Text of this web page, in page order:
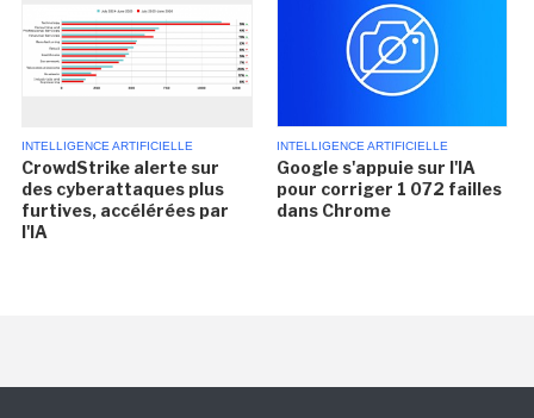
INTELLIGENCE ARTIFICIELLE
CrowdStrike alerte sur
des cyberattaques plus
furtives, accélérées par
l'IA
INTELLIGENCE ARTIFICIELLE
Google s'appuie sur l'IA
pour corriger 1 072 failles
dans Chrome